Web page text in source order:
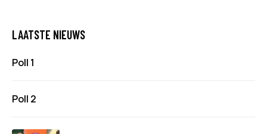
LAATSTE NIEUWS
Poll 1
Poll 2